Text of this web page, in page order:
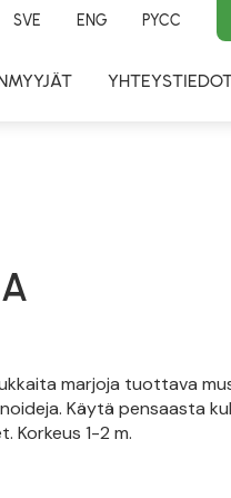
SVE ENG PYCC
marjoja tuottava
Käytä pensaasta
Korkeus 1-2 m.